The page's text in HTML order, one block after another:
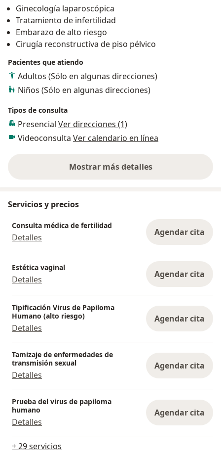
Ginecología laparoscópica
Tratamiento de infertilidad
Embarazo de alto riesgo
Cirugía reconstructiva de piso pélvico
Pacientes que atiendo
Adultos (Sólo en algunas direcciones)
Niños (Sólo en algunas direcciones)
Tipos de consulta
Presencial Ver direcciones (1)
Videoconsulta Ver calendario en línea
Mostrar más detalles
sobre la experiencia
Servicios y precios
Consulta médica de fertilidad
Detalles Agendar cita
Estética vaginal
Detalles Agendar cita
Tipificación Virus de Papiloma
Humano (alto riesgo)
Detalles
Agendar cita
Tamizaje de enfermedades de
transmisión sexual
Detalles
Agendar cita
Prueba del virus de papiloma
humano
Detalles
Agendar cita
+ 29 servicios